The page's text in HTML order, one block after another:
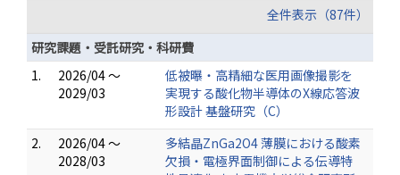
全件表示（87件）
研究課題・受託研究・科研費
1.
2026/04 ～
2029/03
低被曝・高精細な医用画像撮影を
実現する酸化物半導体のX線応答波
形設計 基盤研究（C）
2.
2026/04 ～
2028/03
多結晶ZnGa2O4 薄膜における酸素
欠損・電極界面制御による伝導特